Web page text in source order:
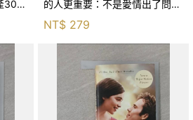
300
上_
的人更重要：不是愛情出了問
題，而是認知需要升級！_Mr. P
NT$ 279